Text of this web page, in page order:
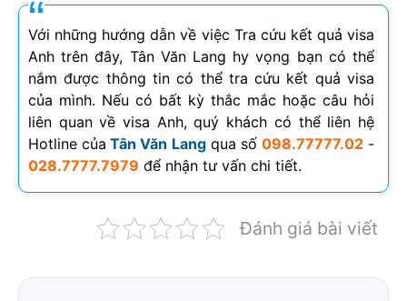
Với những hướng dẫn về việc Tra cứu kết quả visa
Anh trên đây, Tân Văn Lang hy vọng bạn có thể
nắm được thông tin có thể tra cứu kết quả visa
của mình. Nếu có bất kỳ thắc mắc hoặc câu hỏi
liên quan về visa Anh, quý khách có thể liên hệ
Hotline của Tân Văn Langqua số 098.77777.02-
028.7777.7979 để nhận tư vấn chi tiết.
Đánh giá bài viết